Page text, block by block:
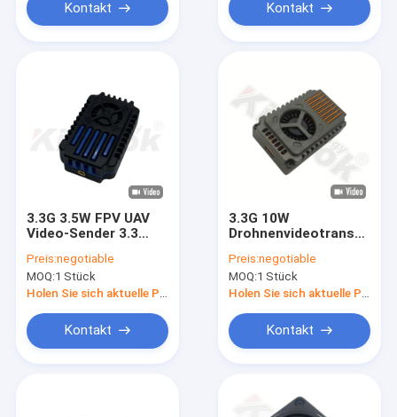
Produkte
Videos
Über uns
Kontakt mit uns
Neuigkeiten
Kontakt Kontakt
3.3G 3.5W FPV UAV
Video-Sender 3.3
24CH
25mW/2000mW/3500mW
FPV VTX Modul
Preis:negotiable
MOQ:1 Stück
Holen Sie sich aktuelle Preis
Kontakt
3.3G 10W
Drohnenvideotransmitter
VTX für
Preis:negotiable
MOQ:1 Stück
Holen Sie sich aktuelle Preis
Kontakt